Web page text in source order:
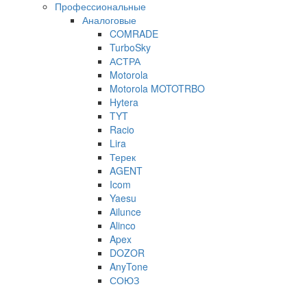
Профессиональные
Аналоговые
COMRADE
TurboSky
АСТРА
Motorola
Motorola MOTOTRBO
Hytera
TYT
Racio
Lira
Терек
AGENT
Icom
Yaesu
Ailunce
Alinco
Apex
DOZOR
AnyTone
СОЮЗ